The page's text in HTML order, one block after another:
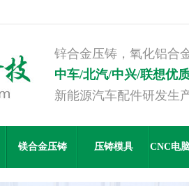
锌合金压铸，氧化铝合
中车/北汽/中兴/联想优
新能源汽车配件研发生
镁合金压铸 压铸模具 CNC电